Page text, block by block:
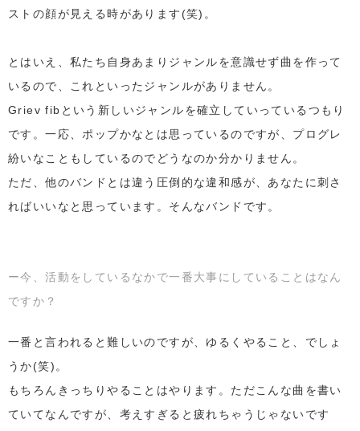
ストの顔が見える時があります(笑)。
とはいえ、私たち自身あまりジャンルを意識せず曲を作って
いるので、これといったジャンルがありません。
Griev fibという新しいジャンルを確立していっているつもり
です。一応、ポップかなとは思っているのですが、プログレ
紛いなこともしているのでどうなのか分かりません。
ただ、他のバンドとは違う圧倒的な違和感が、あなたに刺さ
ればいいなと思っています。そんなバンドです。
ー今、活動をしているなかで一番大事にしていることはなん
ですか？
一番と言われると難しいのですが、ゆるくやること、でしょ
うか(笑)。
もちろんきっちりやることはやります。ただこんな曲を書い
ていてなんですが、考えすぎると疲れちゃうじゃないです